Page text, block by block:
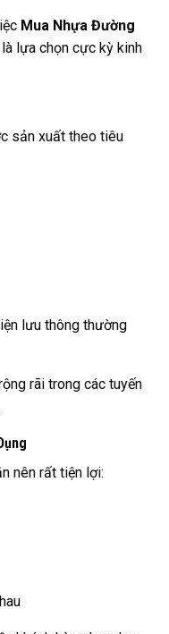
Mua Nhựa Đường
là lựa chọn cực kỳ kinh
sản xuất theo tiêu
lưu thông thường
rãi trong các tuyến
nên rất tiện lợi: